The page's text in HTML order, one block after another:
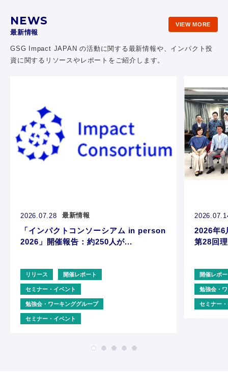
NEWS
最新情報
GSG Impact JAPAN の活動に関する最新情報や、 インパクト投
資に関するリソースやレポートをご紹介します。
VIEW MORE
2026.07.28 最新情報
「インパクトコンソーシアム in person
2026」開催報告：約250人が...
リリース 開催レポート
セミナー・イベント
勉強会・ワーキンググループ
セミナー・イベント
2026年
第28回
開催レポ
勉強会・
セミナー